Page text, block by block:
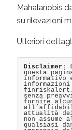
Mahalanobis
su rilevazioni
Ulteriori
Disclaimer :
questa
informativo
informazioni
senza
fornire
attualità
non assume
qualsiasi